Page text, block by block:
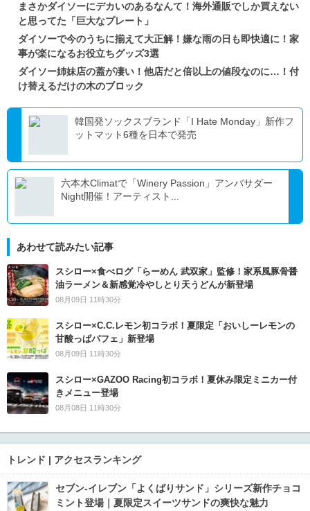
まさかダイソーにデカいのあるなんて！海外通販でしか買えない
と思ってた「巨大なプレート」
ダイソーで今のうちに揃えて大正解！嫌な雨の日も即快適に！家
事が楽になるお役立ちグッズ3選
ダイソー姉妹店の蓋が凄い！他店だと倍以上の値段なのに…！付
け替えるだけの木のブロック
韓国発ソックスブランド「I Hate Monday」新作フ
ットマット6種を日本で発売
六本木Climatで「Winery Passion」アンバサダー
Night開催！アーティスト...
あわせて読みたい記事
スシロー×食べログ「らーめん 武双家」監修！家系風豚骨醤
油ラーメン＆新感覚冷やしとり天うどんが新登場
08月09日 11時30分
スシロー×C.C.レモン初コラボ！夏限定「おいしーレモンの
甘酸っぱパフェ」新登場
08月09日 11時30分
スシロー×GAZOO Racing初コラボ！夏休み限定ミニカー付
きメニュー登場
08月08日 11時30分
トレンド | アクセスランキング
セブン‐イレブン「よくばりサンド」シリーズ新作チョコ
ミント登場｜夏限定スイーツサンドの爽快な魅力